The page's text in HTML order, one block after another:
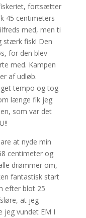
fortsætter
45 centimeters
med, men ti
stærk fisk! Den
for den blev
med. Kampen
af udløb.
tempo og tog
længe fik jeg
som var det
at nyde min
centimeter og
drømmer om,
fantastisk start
efter blot 25
at jeg
jeg vundet EM I